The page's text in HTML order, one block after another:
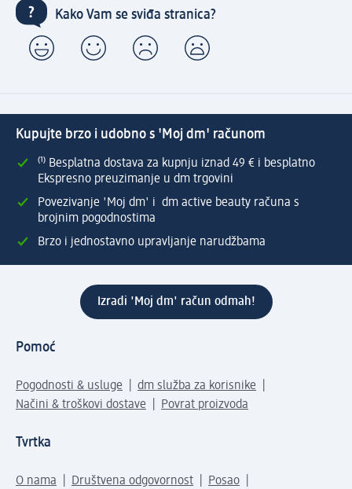
Kako Vam se sviđa stranica?
Kupujte brzo i udobno s 'Moj dm' računom
⁽¹⁾ Besplatna dostava za kupnju iznad 49 € i besplatno
Ekspresno preuzimanje u dm trgovini
Povezivanje 'Moj dm' i dm active beauty računa s
brojnim pogodnostima
Brzo i jednostavno upravljanje narudžbama
Izradi 'Moj dm' račun odmah!
Pomoć
Pogodnosti & usluge
dm služba za korisnike
Načini & troškovi dostave
Povrat proizvoda
Tvrtka
O nama Društvena odgovornost
Posao